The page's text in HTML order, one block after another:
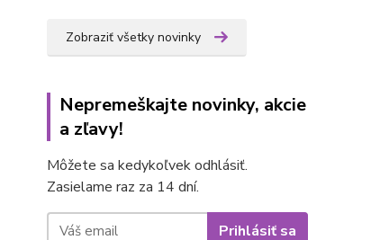
Zobraziť všetky novinky
Nepremeškajte novinky, akcie
a zľavy!
Môžete sa kedykoľvek odhlásiť.
Zasielame raz za 14 dní.
Prihlásiť sa